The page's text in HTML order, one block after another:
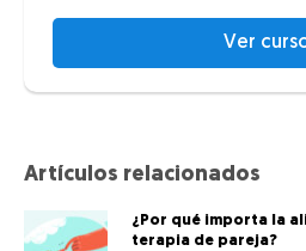
Ver
Artículos relacionados
¿Por qué importa la
terapia de pareja?